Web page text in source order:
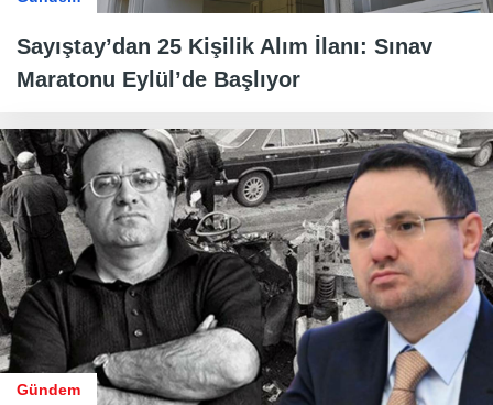
Sayıştay’dan 25 Kişilik Alım İlanı: Sınav
Maratonu Eylül’de Başlıyor
Gündem